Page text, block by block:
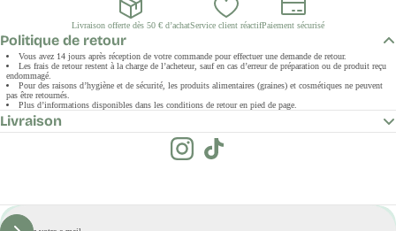
Livraison offerte dès 50 € d’achatService client réactifPaiement sécurisé
Politique de retour
Vous avez 14 jours après réception de votre commande pour effectuer une demande de retour.
Les frais de retour restent à la charge de l’acheteur, sauf en cas d’erreur de préparation ou de produit reçu
endommagé.
Pour des raisons d’hygiène et de sécurité, les produits alimentaires (graines) et cosmétiques ne peuvent
pas être retournés.
Plus d’informations disponibles dans les conditions de retour en pied de page.
Livraison
E-
mail